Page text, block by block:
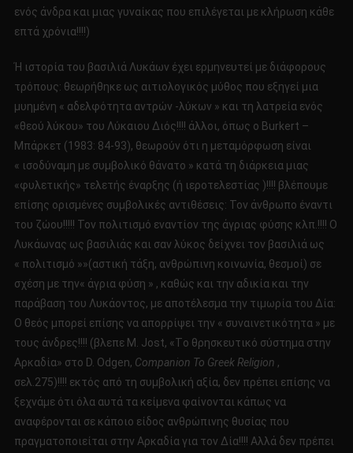
ενός άνδρα και μιας γυναίκας που επιλέγεται με κλήρωση κάθε
επτά χρόνια!!!!)
Ή ιστορία του βασιλιά Λυκάων έχει ερμηνευτεί με διάφορους
τρόπους: θεωρήθηκε ως αιτιολογικός μύθος που εξηγεί μια
μυημένη « αδελφότητα αντρών -λύκων » και τη λατρεία ενός
«θεού λύκου» του Λύκαιου Διός!!!! άλλοι, όπως ο Burkert –
Μπάρκετ (1983: 84-93), θεωρούν ότι η μεταμόρφωση είναι
« ισοδύναμη με συμβολικό θάνατο » κατά τη διάρκεια μιας
«φυλετικής» τελετής έναρξης (ή ιεροτελεστίας )!!!! βλέπουμε
επίσης ορισμένες συμβολικές αντιθέσεις: Τον άνθρωπο έναντι
του ζώου!!!!! Τον πολιτισμό εναντίον της άγριας φύσης κλπ.!!!! Ο
Λυκάωνας ως βασιλιάς και σαν λύκος δείχνει τον βασιλιά ως
« πολιτισμό »»(αστική τάξη, ανθρώπινη κοινωνία, θεσμοί) σε
σχέση με την« άγρια ​​φύση » , καθώς και την αδικία και την
παράβαση του Λυκάοντος, με αποτέλεσμα την τιμωρία του Δία:
Ο θεός μπορεί επίσης να απορρίψει την « συναινετικότητα » με
τους άνδρες!!!! (βλεπε Μ. Jost, «Tο θρησκευτικό σύστημα στην
Αρκαδία» στο D. Odgen, Companion To Greek Religion ,
σελ.275)!!!! εκτός από τη συμβολική αξία, δεν πρέπει επίσης να
ξεχνάμε ότι όλα αυτά τα κείμενα φαίνονται κάπως να
αναφέρονται σε κάποιο είδος ανθρώπινης θυσίας που
πραγματοποιείται στην Αρκαδία για τον Δία!!!! Αλλά δεν πρέπει